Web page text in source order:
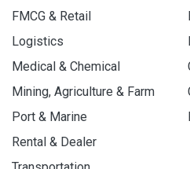
FMCG & Retail
Logistics
Medical & Chemical
Mining, Agriculture & Farm
Port & Marine
Rental & Dealer